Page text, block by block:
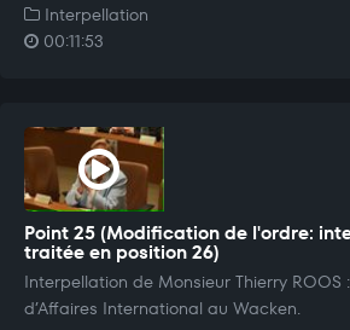
Interpellation
00:11:53
Point 25 (Modification de l'ordre:
traitée en position 26)
Interpellation de Monsieur Thierry ROOS
d’Affaires International au Wacken.